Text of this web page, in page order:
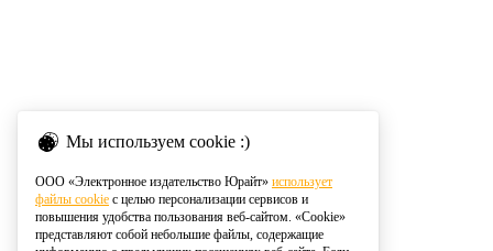
Мы используем cookie :)
ООО «Электронное издательство Юрайт» использует
файлы cookie с целью персонализации сервисов и
повышения удобства пользования веб-сайтом. «Cookie»
представляют собой небольшие файлы, содержащие